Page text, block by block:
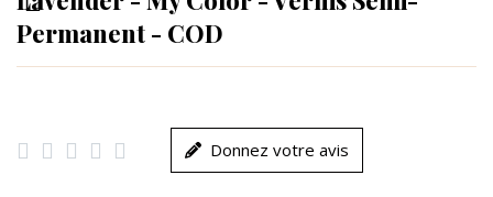
Permanent - COD
     Donnez votre avis